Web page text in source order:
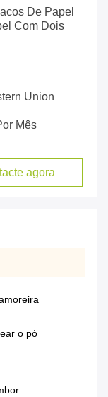
De Papel
Com Dois
Union
Mês
agora
o pó